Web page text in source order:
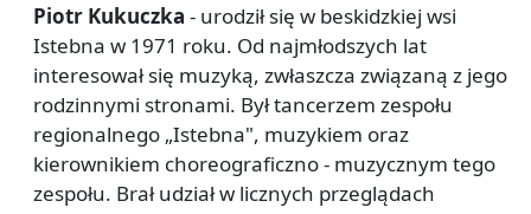
Piotr Kukuczka - urodził się w beskidzkiej wsi
Istebna w 1971 roku. Od najmłodszych lat
interesował się muzyką, zwłaszcza związaną z jego
rodzinnymi stronami. Był tancerzem zespołu
regionalnego „Istebna", muzykiem oraz
kierownikiem choreograficzno - muzycznym tego
zespołu. Brał udział w licznych przeglądach